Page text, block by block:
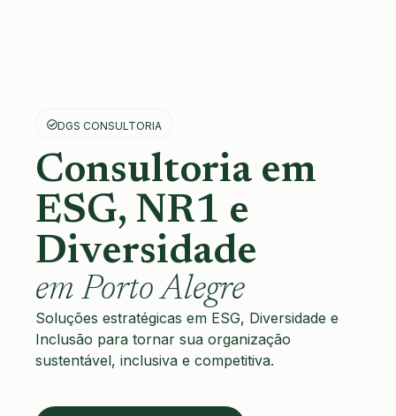
DGS CONSULTORIA
Consultoria em
ESG, NR1 e
Diversidade
em Porto Alegre
Soluções estratégicas em ESG, Diversidade e
Inclusão para tornar sua organização
sustentável, inclusiva e competitiva.